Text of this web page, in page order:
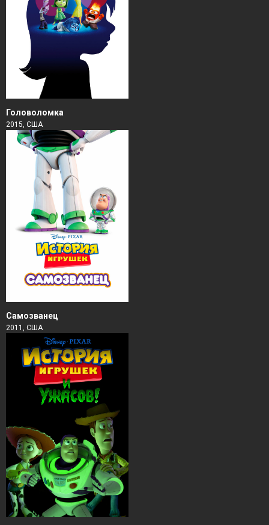
Головоломка
2015, США
Самозванец
2011, США